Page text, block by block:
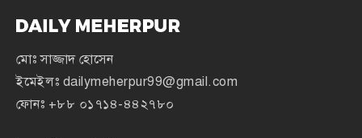
মোঃ সাজ্জাদ হোসেন
ইমেইলঃ dailymeherpur99@gmail.com
ফোনঃ +৮৮ ০১৭১৪-৪৪২৭৮০